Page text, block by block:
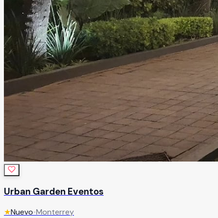
Urban Garden Eventos
★Nuevo•Monterrey